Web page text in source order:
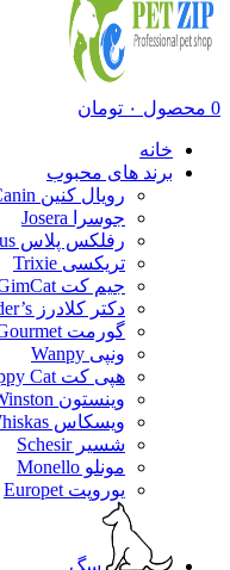
0 محصول ۰ تومان
خانه
برند های محبوب
رویال کنین Royal Canin
جوسرا Josera
رفلکس پلاس Reflex Plus
تریکسی Trixie
جیم کت GimCat
دکتر کلادرز Dr.Clauder’s
گورمت Gourmet
ونپی Wanpy
هپی کت Happy Cat
وینستون Winston
ویسکاس Whiskas
شسیر Schesir
مونلو Monello
یوروپت Europet
سگ